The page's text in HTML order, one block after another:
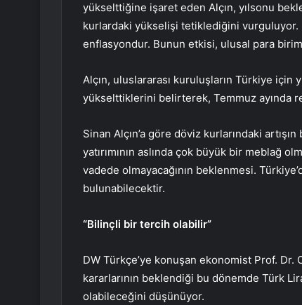
yükselttiğine işaret eden Alçın, yılsonu
kurlardaki yükselişi tetiklediğini vurguluyor.
enflasyondur. Bunun etkisi, ulusal para
Alçın, uluslararası kuruluşların Türkiye için
yükselttiklerini belirterek, Temmuz ayında
Sinan Alçın’a göre döviz kurlarındaki
yatırımının aslında çok büyük bir meblağ
vadede olmayacağının beklenmesi.
bulunabilecektir.
“Bilinçli bir tercih olabilir”
DW Türkçe’ye konuşan ekonomist Prof. Dr.
kararlarının beklendiği bu dönemde Türk
olabileceğini düşünüyor.